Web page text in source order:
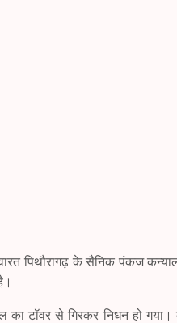
पिथौरागढ़ के सैनिक पंकज
का टॉवर से गिरकर निधन हो